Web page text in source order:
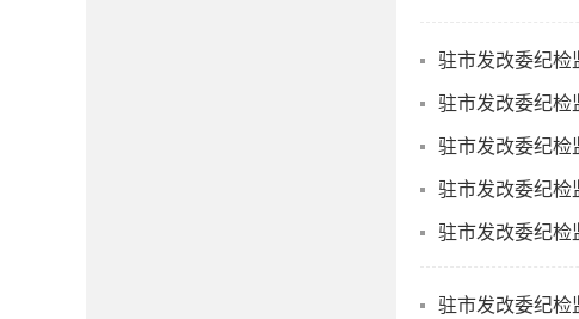
驻市发改委纪检
驻市发改委纪检
驻市发改委纪检
驻市发改委纪检
驻市发改委纪检
驻市发改委纪检